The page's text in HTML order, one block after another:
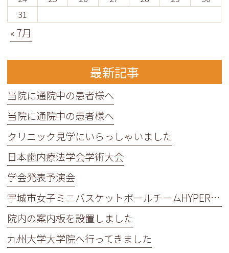
31
« 7月
最新記事
当院に通院中の患者様へ
当院に通院中の患者様へ
クリニック見学にいらっしゃいました
日本歯内療法学会学術大会
学会発表予演会
宇城市女子ミニバスケットボールチームHYPER BEATの皆さんが来院してくれました！
院内の案内板を設置しました
九州大学大学院へ行ってきました